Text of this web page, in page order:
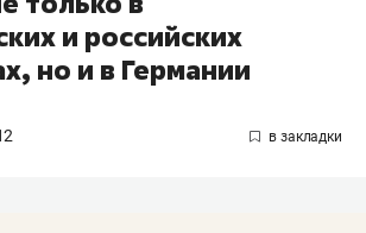
и российских
но и в Германии